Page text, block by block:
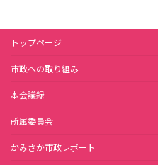
トップページ
市政への取り組み
本会議録
所属委員会
かみさか市政レポート